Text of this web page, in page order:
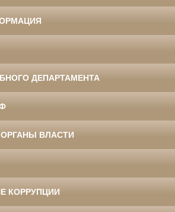
ДЕПАРТАМЕНТА
ВЛАСТИ
КОРРУПЦИИ